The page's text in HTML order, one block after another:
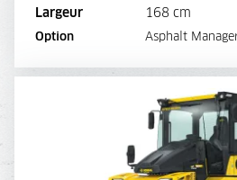
Largeur
168 cm
Option Asphalt
BW174ACP-5 AM
320,-
256,-